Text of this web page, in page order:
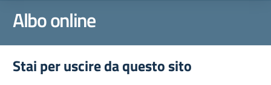
Albo online
Stai per uscire da questo sito